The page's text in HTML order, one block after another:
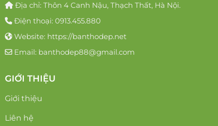
Địa chỉ: Thôn 4 Canh Nậu, Thạch Thất, Hà Nội.
Điện thoại: 0913.455.880
Website: https://banthodep.net
Email: banthodep88@gmail.com
GIỚI THIỆU
Giới thiệu
Liên hệ